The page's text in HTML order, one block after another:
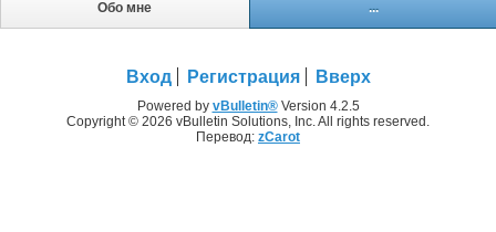
Обо мне ...
Вход Регистрация Вверх
Powered by vBulletin®Version 4.2.5
Copyright © 2026 vBulletin Solutions, Inc. All rights reserved.
Перевод: zCarot